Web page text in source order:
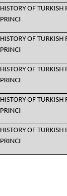
HISTORY OF
PRINCI
HISTORY OF
PRINCI
HISTORY OF
PRINCI
HISTORY OF
PRINCI
HISTORY OF
PRINCI